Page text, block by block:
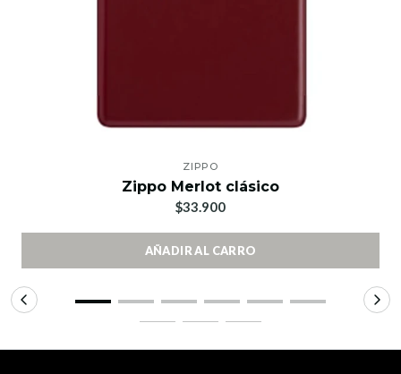
ZIPPO
Zippo Merlot clásico
$33.900
AÑADIR AL CARRO